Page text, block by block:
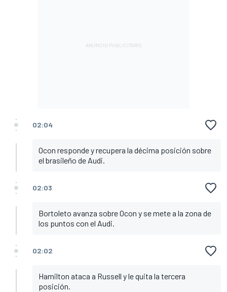
02:04
Ocon responde y recupera la décima posición sobre
el brasileño de Audi.
02:03
Bortoleto avanza sobre Ocon y se mete a la zona de
los puntos con el Audi.
02:02
Hamilton ataca a Russell y le quita la tercera
posición.